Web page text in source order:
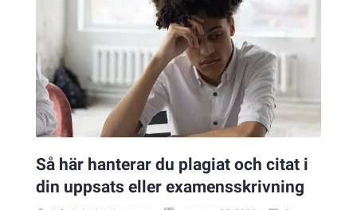
Så här hanterar du plagiat och citat i
din uppsats eller examensskrivning